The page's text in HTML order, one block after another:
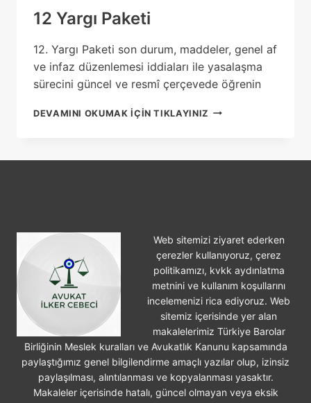
12 Yargı Paketi
12. Yargı Paketi son durum, maddeler, genel af
ve infaz düzenlemesi iddiaları ile yasalaşma
sürecini güncel ve resmî çerçevede öğrenin
DEVAMINI OKUMAK IÇIN TIKLAYINIZ
Web sitemizi ziyaret ederken
çerezler kullanıyoruz, çerez
politikamızı, kvkk aydınlatma
metnini ve kullanım koşullarını
incelemenizi rica ediyoruz. Web
sitemiz içerisinde yer alan
makalelerimiz Türkiye Barolar
Birliğinin Meslek kuralları ve Avukatlık Kanunu kapsamında
paylaştığımız genel bilgilendirme amaçlı yazılar olup, izinsiz
paylaşılması, alıntılanması ve kopyalanması yasaktır.
Makaleler içerisinde hatalı, güncel olmayan veya eksik